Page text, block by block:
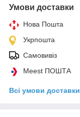
Умови доставки
Нова Пошта
Укрпошта
Самовивіз
Meest ПОШТА
Всі умови доставки